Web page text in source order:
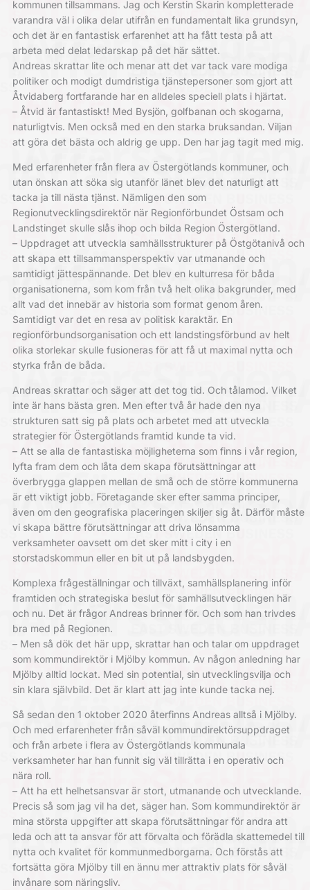
kommunen tillsammans. Jag och Kerstin Skarin kompletterade
varandra väl i olika delar utifrån en fundamentalt lika grundsyn,
och det är en fantastisk erfarenhet att ha fått testa på att
arbeta med delat ledarskap på det här sättet.
Andreas skrattar lite och menar att det var tack vare modiga
politiker och modigt dumdristiga tjänstepersoner som gjort att
Åtvidaberg fortfarande har en alldeles speciell plats i hjärtat.
– Åtvid är fantastiskt! Med Bysjön, golfbanan och skogarna,
naturligtvis. Men också med en den starka bruksandan. Viljan
att göra det bästa och aldrig ge upp. Den har jag tagit med mig.
Med erfarenheter från flera av Östergötlands kommuner, och
utan önskan att söka sig utanför länet blev det naturligt att
tacka ja till nästa tjänst. Nämligen den som
Regionutvecklingsdirektör när Regionförbundet Östsam och
Landstinget skulle slås ihop och bilda Region Östergötland.
– Uppdraget att utveckla samhällsstrukturer på Östgötanivå och
att skapa ett tillsammansperspektiv var utmanande och
samtidigt jättespännande. Det blev en kulturresa för båda
organisationerna, som kom från två helt olika bakgrunder, med
allt vad det innebär av historia som format genom åren.
Samtidigt var det en resa av politisk karaktär. En
regionförbundsorganisation och ett landstingsförbund av helt
olika storlekar skulle fusioneras för att få ut maximal nytta och
styrka från de båda.
Andreas skrattar och säger att det tog tid. Och tålamod. Vilket
inte är hans bästa gren. Men efter två år hade den nya
strukturen satt sig på plats och arbetet med att utveckla
strategier för Östergötlands framtid kunde ta vid.
– Att se alla de fantastiska möjligheterna som finns i vår region,
lyfta fram dem och låta dem skapa förutsättningar att
överbrygga glappen mellan de små och de större kommunerna
är ett viktigt jobb. Företagande sker efter samma principer,
även om den geografiska placeringen skiljer sig åt. Därför måste
vi skapa bättre förutsättningar att driva lönsamma
verksamheter oavsett om det sker mitt i city i en
storstadskommun eller en bit ut på landsbygden.
Komplexa frågeställningar och tillväxt, samhällsplanering inför
framtiden och strategiska beslut för samhällsutvecklingen här
och nu. Det är frågor Andreas brinner för. Och som han trivdes
bra med på Regionen.
– Men så dök det här upp, skrattar han och talar om uppdraget
som kommundirektör i Mjölby kommun. Av någon anledning har
Mjölby alltid lockat. Med sin potential, sin utvecklingsvilja och
sin klara självbild. Det är klart att jag inte kunde tacka nej.
Så sedan den 1 oktober 2020 återfinns Andreas alltså i Mjölby.
Och med erfarenheter från såväl kommundirektörsuppdraget
och från arbete i flera av Östergötlands kommunala
verksamheter har han funnit sig väl tillrätta i en operativ och
nära roll.
– Att ha ett helhetsansvar är stort, utmanande och utvecklande.
Precis så som jag vil ha det, säger han. Som kommundirektör är
mina största uppgifter att skapa förutsättningar för andra att
leda och att ta ansvar för att förvalta och förädla skattemedel till
nytta och kvalitet för kommunmedborgarna. Och förstås att
fortsätta göra Mjölby till en ännu mer attraktiv plats för såväl
invånare som näringsliv.